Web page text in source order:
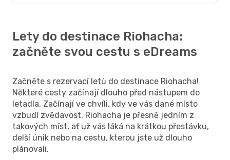
Lety do destinace Riohacha:
začněte svou cestu s eDreams
Začněte s rezervací letů do destinace Riohacha!
Některé cesty začínají dlouho před nástupem do
letadla. Začínají ve chvíli, kdy ve vás dané místo
vzbudí zvědavost. Riohacha je přesně jedním z
takových míst, ať už vás láká na krátkou přestávku,
delší únik nebo na cestu, kterou jste už dlouho
plánovali.